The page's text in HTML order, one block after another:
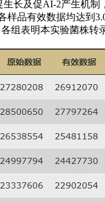
长及促AI-2产生机
品有效数据均达到
组表明本实验菌株转